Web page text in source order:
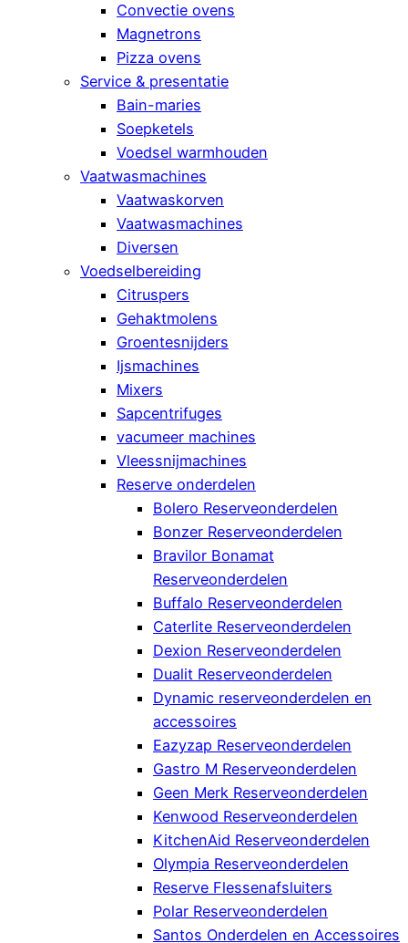
Convectie ovens
Magnetrons
Pizza ovens
Service & presentatie
Bain-maries
Soepketels
Voedsel warmhouden
Vaatwasmachines
Vaatwaskorven
Vaatwasmachines
Diversen
Voedselbereiding
Citruspers
Gehaktmolens
Groentesnijders
Ijsmachines
Mixers
Sapcentrifuges
vacumeer machines
Vleessnijmachines
Reserve onderdelen
Bolero Reserveonderdelen
Bonzer Reserveonderdelen
Bravilor Bonamat
Reserveonderdelen
Buffalo Reserveonderdelen
Caterlite Reserveonderdelen
Dexion Reserveonderdelen
Dualit Reserveonderdelen
Dynamic reserveonderdelen en
accessoires
Eazyzap Reserveonderdelen
Gastro M Reserveonderdelen
Geen Merk Reserveonderdelen
Kenwood Reserveonderdelen
KitchenAid Reserveonderdelen
Olympia Reserveonderdelen
Reserve Flessenafsluiters
Polar Reserveonderdelen
Santos Onderdelen en Accessoires